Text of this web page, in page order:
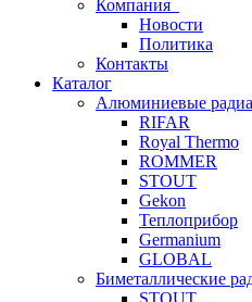
Компания
Новости
Политика
Контакты
Каталог
Алюминиевые
RIFAR
Royal Thermo
ROMMER
STOUT
Gekon
Теплоприбор
Germanium
GLOBAL
Биметаллические
STOUT